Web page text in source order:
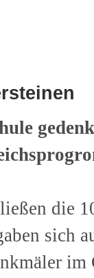
die
sich